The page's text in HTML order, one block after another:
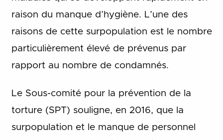
raison du manque d’hygiène. L’une des
raisons de cette surpopulation est le nombre
particulièrement élevé de prévenus par
rapport au nombre de condamnés.
Le Sous-comité pour la prévention de la
torture (SPT) souligne, en 2016, que la
surpopulation et le manque de personnel